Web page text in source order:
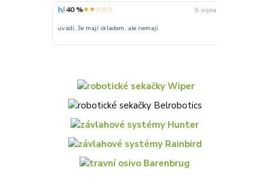
40 %★★☆☆☆ 6. srpna
uvádí, že mají skladem, ale nemají